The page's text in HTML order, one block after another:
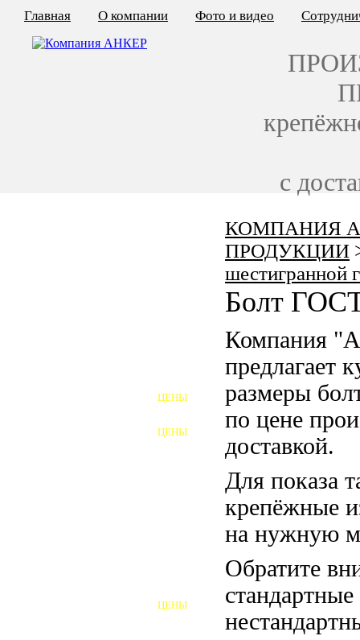
КОМПАНИЯ
ПРОДУКЦИИ
шестигранной
Болт
Компания
предлагает
размеры
по цене
доставкой.
Для показа
крепёжные
на нужную
Обратите
ЦЕНЫ
ЦЕНЫ
ШАЙБЫ ФУНДАМЕНТНЫЕ
ЦЕНЫ
Главная О компании Фото и видео
с